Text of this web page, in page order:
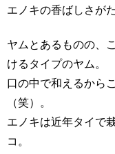
エノキの香ばしさが
ヤムとあるものの、
けるタイプのヤム。
口の中で和えるから
（笑）。
エノキは近年タイで
コ。